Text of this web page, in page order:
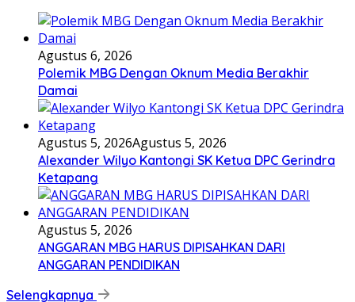
Agustus 6, 2026
Polemik MBG Dengan Oknum Media Berakhir
Damai
Agustus 5, 2026Agustus 5, 2026
Alexander Wilyo Kantongi SK Ketua DPC Gerindra
Ketapang
Agustus 5, 2026
ANGGARAN MBG HARUS DIPISAHKAN DARI
ANGGARAN PENDIDIKAN
Selengkapnya